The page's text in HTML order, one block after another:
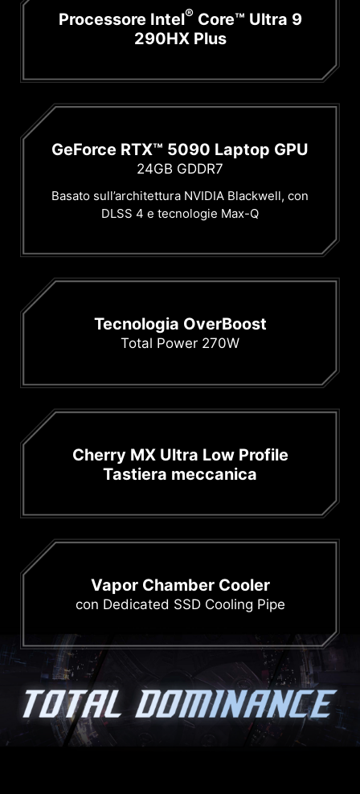
Processore Intel®Core™ Ultra 9
290HX Plus
GeForce RTX™ 5090 Laptop GPU
24GB GDDR7
Basato sull’architettura NVIDIA Blackwell, con
DLSS 4 e tecnologie Max-Q
Tecnologia OverBoost
Total Power 270W
Cherry MX Ultra Low Profile
Tastiera meccanica
Vapor Chamber Cooler
con Dedicated SSD Cooling Pipe